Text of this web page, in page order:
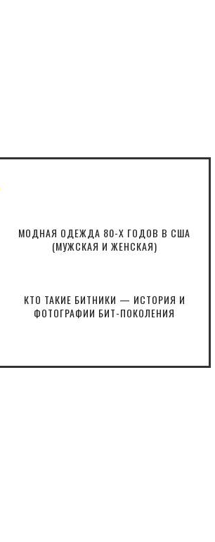
МОДНАЯ ОДЕЖДА 80-Х ГОДОВ В США
(МУЖСКАЯ И ЖЕНСКАЯ)
КТО ТАКИЕ БИТНИКИ — ИСТОРИЯ И
ФОТОГРАФИИ БИТ-ПОКОЛЕНИЯ